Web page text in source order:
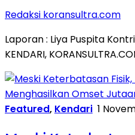
Redaksi koransultra.com
Laporan : Liya Puspita
KENDARI,
Featured, Kendari 1